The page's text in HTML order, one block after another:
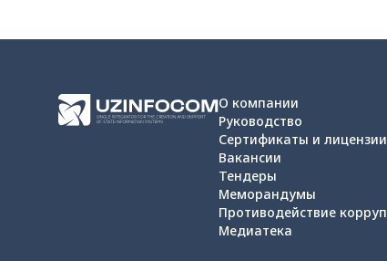
О компании
Руководство
Сертификаты и лицензии
Вакансии
Тендеры
Меморандумы
Противодействие
Медиатека